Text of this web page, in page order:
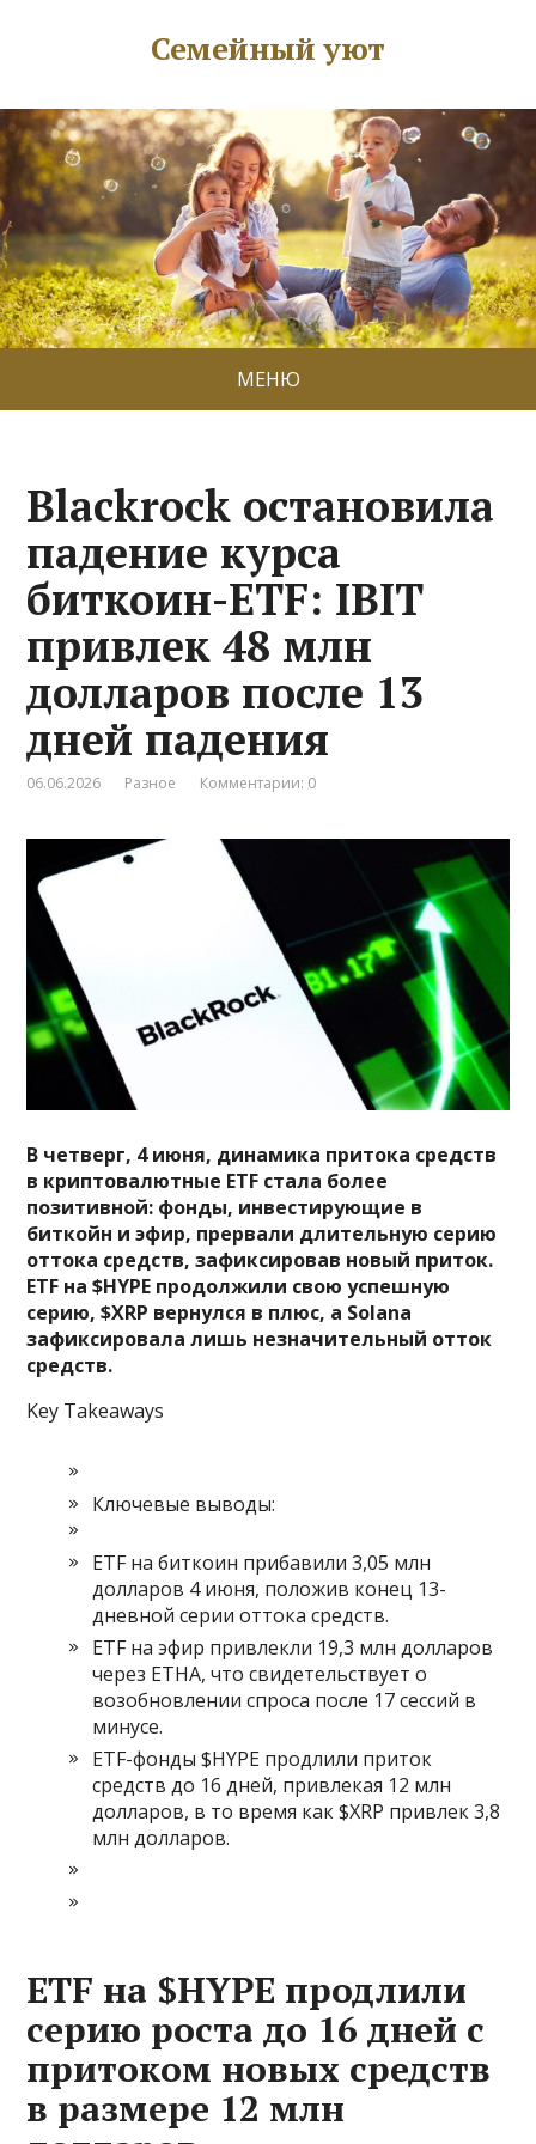
Семейный уют
МЕНЮ
Blackrock остановила
падение курса
биткоин-ETF: IBIT
привлек 48 млн
долларов после 13
дней падения
06.06.2026 Разное Комментарии: 0
В четверг, 4 июня, динамика притока средств
в криптовалютные ETF стала более
позитивной: фонды, инвестирующие в
биткойн и эфир, прервали длительную серию
оттока средств, зафиксировав новый приток.
ETF на $HYPE продолжили свою успешную
серию, $XRP вернулся в плюс, а Solana
зафиксировала лишь незначительный отток
средств.
Key Takeaways
Ключевые выводы:
ETF на биткоин прибавили 3,05 млн
долларов 4 июня, положив конец 13-
дневной серии оттока средств.
ETF на эфир привлекли 19,3 млн долларов
через ETHA, что свидетельствует о
возобновлении спроса после 17 сессий в
минусе.
ETF-фонды $HYPE продлили приток
средств до 16 дней, привлекая 12 млн
долларов, в то время как $XRP привлек 3,8
млн долларов.
ETF на $HYPE продлили
серию роста до 16 дней с
притоком новых средств
в размере 12 млн